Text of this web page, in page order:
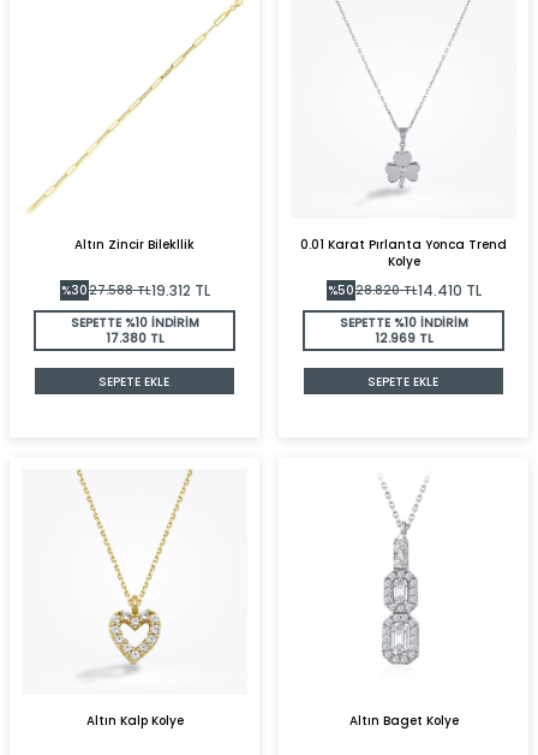
Altın Zincir Bilekllik
%3027.588TL19.312 TL
SEPETTE %10 İNDİRİM
17.380 TL
SEPETE EKLE
0.01 Karat Pırlanta Yonca Trend
Kolye
%5028.820TL14.410 TL
SEPETTE %10 İNDİRİM
12.969 TL
SEPETE EKLE
Altın Kalp Kolye Altın Baget Kolye